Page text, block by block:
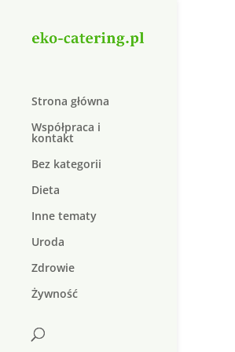
Strona główna
Współpraca i
kontakt
Bez kategorii
Dieta
Inne tematy
Uroda
Zdrowie
Żywność